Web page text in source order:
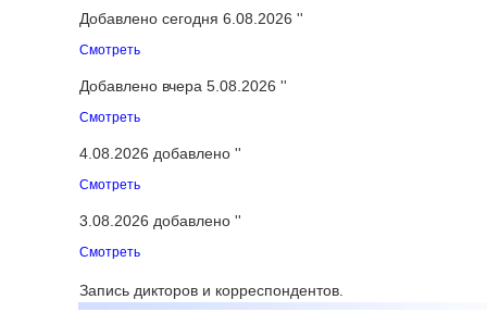
Добавлено сегодня 6.08.2026 ''
Смотреть
Добавлено вчера 5.08.2026 ''
Смотреть
4.08.2026 добавлено ''
Смотреть
3.08.2026 добавлено ''
Смотреть
Запись дикторов и корреспондентов.